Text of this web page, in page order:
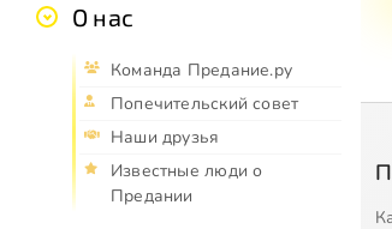
О нас
Команда Предание.ру
Попечительский совет
Наши друзья
Известные люди о
Предании